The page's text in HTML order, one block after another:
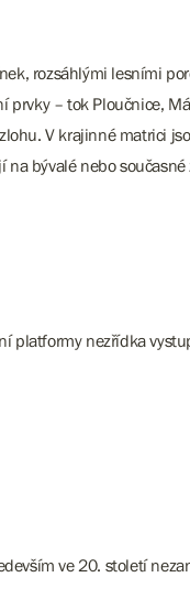
rozsáhlými lesními
– tok Ploučnice,
V krajinné matrici
bývalé nebo
platformy nezřídka
ve 20. století